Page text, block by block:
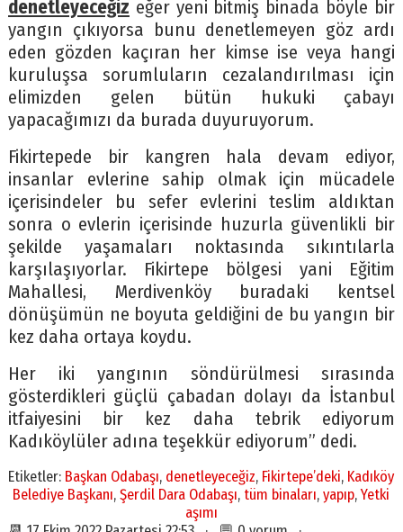
denetleyeceğiz eğer yeni bitmiş binada böyle bir
yangın çıkıyorsa bunu denetlemeyen göz ardı
eden gözden kaçıran her kimse ise veya hangi
kuruluşsa sorumluların cezalandırılması için
elimizden gelen bütün hukuki çabayı
yapacağımızı da burada duyuruyorum.
Fikirtepede bir kangren hala devam ediyor,
insanlar evlerine sahip olmak için mücadele
içerisindeler bu sefer evlerini teslim aldıktan
sonra o evlerin içerisinde huzurla güvenlikli bir
şekilde yaşamaları noktasında sıkıntılarla
karşılaşıyorlar. Fikirtepe bölgesi yani Eğitim
Mahallesi, Merdivenköy buradaki kentsel
dönüşümün ne boyuta geldiğini de bu yangın bir
kez daha ortaya koydu.
Her iki yangının söndürülmesi sırasında
gösterdikleri güçlü çabadan dolayı da İstanbul
itfaiyesini bir kez daha tebrik ediyorum
Kadıköylüler adına teşekkür ediyorum” dedi.
Etiketler: Başkan Odabaşı, denetleyeceğiz, Fikirtepe’deki, Kadıköy
Belediye Başkanı,Şerdil Dara Odabaşı, tüm binaları,yapıp,Yetki
aşımı